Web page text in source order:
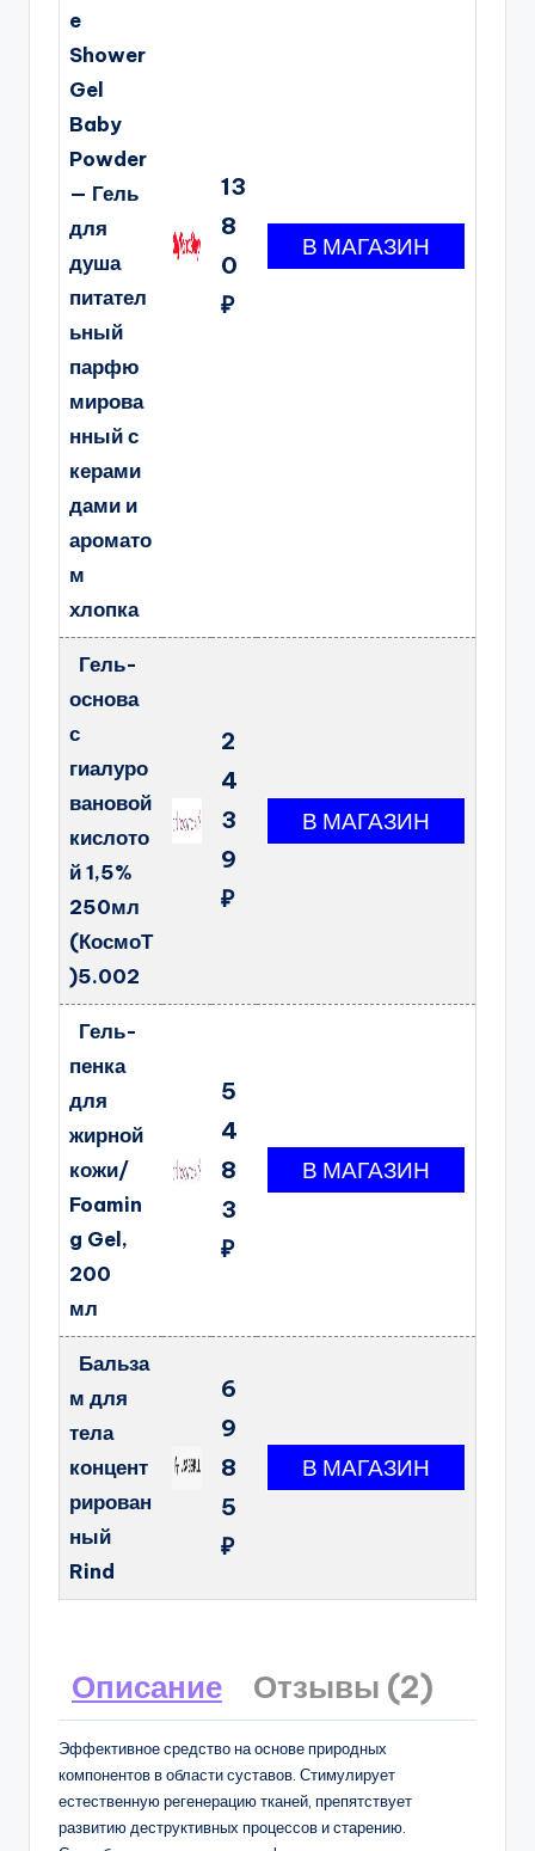
e
Shower
Gel
Baby
Powder
— Гель
для
душа
питател
ьный
парфю
мирова
нный с
керами
дами и
аромато
м
хлопка
13
8
0
₽
Гель-
основа
с
гиалуро
вановой
кислото
й 1,5%
250мл
(КосмоТ
)5.002
2
4
3
9
₽
Гель-
пенка
для
жирной
кожи/
Foamin
g Gel,
200
мл
5
4
8
3
₽
Бальза
м для
тела
концент
рирован
ный
Rind
6
9
8
5
₽
Описание Отзывы (2)
Эффективное средство на основе природных
компонентов в области суставов. Стимулирует
естественную регенерацию тканей, препятствует
развитию деструктивных процессов и старению.